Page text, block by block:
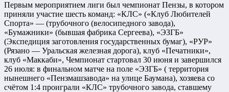
Первым мероприятием лиги был чемпионат Пензы, в котором
приняли участие шесть команд: «КЛС» («Клуб Любителей
Спорта» — (трубочного (велосипедного завода),
«Бумажники» (бывшая фабрика Сергеева), «ЭЗГБ»
(Экспедиция заготовления государственных бумаг), «РУР»
(Рязано — Уральская железная дорога), клуб «Печатники»,
клуб «Маккаби», Чемпионат стартовал 30 июня и завершился
26 июля: в финальном матче на поле «ЭЗГБ» ( территория
нынешнего «Пензмашзавода» на улице Баумана), хозяева со
счётом 1:4 проиграли «КЛС» трубочного завода, ставшему